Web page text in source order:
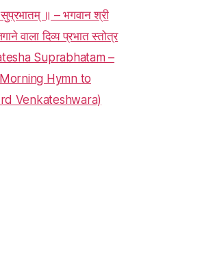
॥ – भगवान श्री
वाला दिव्य प्रभात स्तोत्र
Suprabhatam –
Hymn to
Venkateshwara)